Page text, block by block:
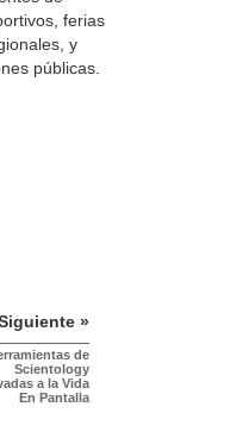
ferias
y
públicas.
»
de
Scientology
a la Vida
En Pantalla